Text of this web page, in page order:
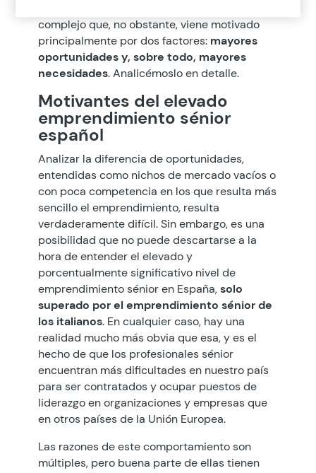
complejo que, no obstante, viene motivado
principalmente por dos factores: mayores
oportunidades y, sobre todo, mayores
necesidades. Analicémoslo en detalle.
Motivantes del elevado
emprendimiento sénior
español
Analizar la diferencia de oportunidades,
entendidas como nichos de mercado vacíos o
con poca competencia en los que resulta más
sencillo el emprendimiento, resulta
verdaderamente difícil. Sin embargo, es una
posibilidad que no puede descartarse a la
hora de entender el elevado y
porcentualmente significativo nivel de
emprendimiento sénior en España,solo
superado por el emprendimiento sénior de
los italianos. En cualquier caso, hay una
realidad mucho más obvia que esa, y es el
hecho de que los profesionales sénior
encuentran más dificultades en nuestro país
para ser contratados y ocupar puestos de
liderazgo en organizaciones y empresas que
en otros países de la Unión Europea.
Las razones de este comportamiento son
múltiples, pero buena parte de ellas tienen